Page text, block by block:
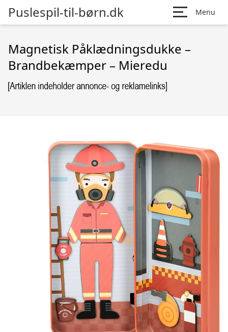
Puslespil-til-børn.dk Menu
Magnetisk Påklædningsdukke –
Brandbekæmper – Mieredu